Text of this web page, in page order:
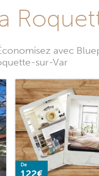
avec
sur-Var
De